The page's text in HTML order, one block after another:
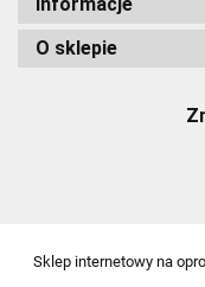
O sklepie
Sklep internetowy na